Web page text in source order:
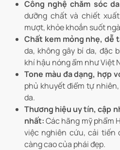
Công nghệ chăm sóc
dưỡng chất và chiết
mượt, khỏe khoắn suốt
Chất kem mỏng nhẹ, dễ
da, không gây bí da, đặc
khí hậu nóng ẩm như Việt
Tone màu đa dạng, hợp
phủ khuyết điểm tự
da.
Thương hiệu uy tín, cập
nhất:Các hãng mỹ phẩm
việc nghiên cứu, cải tiến
càng cao của phái đẹp.